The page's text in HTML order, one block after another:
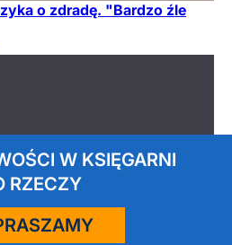
o zdradę. "Bardzo źle
W KSIĘGARNI
RZECZY